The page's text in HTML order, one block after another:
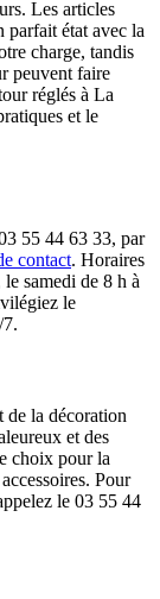
Les articles
parfait état avec la
charge, tandis
peuvent faire
réglés à La
et le
55 44 63 33, par
contact. Horaires
samedi de 8 h à
le
la décoration
et des
choix pour la
Pour
le 03 55 44